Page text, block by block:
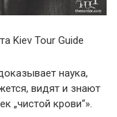
Kiev Tour Guide
наука,
видят и знают
„чистой крови“».